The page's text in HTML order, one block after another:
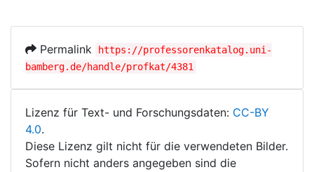
Permalink
https://professorenkatalog.uni-
bamberg.de/handle/profkat/4381
Lizenz für Text- und Forschungsdaten: CC-BY
4.0.
Diese Lizenz gilt nicht für die verwendeten Bilder.
Sofern nicht anders angegeben sind die